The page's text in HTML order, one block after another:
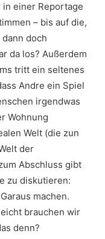
einer Reportage
– bis auf die,
doch
da los? Außerdem
tritt ein seltenes
Andre ein Spiel
irgendwas
Wohnung
Welt (die zun
der
Abschluss gibt
zu diskutieren:
machen.
brauchen wir
denn?